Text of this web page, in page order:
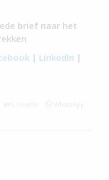
brief naar het
| LinkedIn |